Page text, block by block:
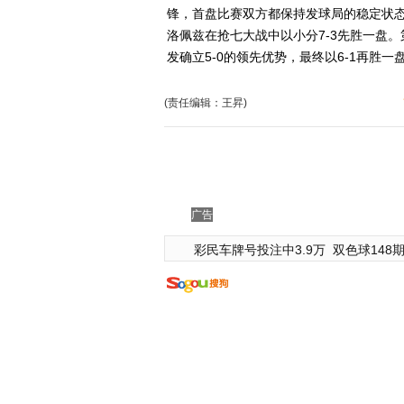
锋，首盘比赛双方都保持发球局的稳定状
洛佩兹在抢七大战中以小分7-3先胜一盘
发确立5-0的领先优势，最终以6-1再胜一
(责任编辑：王昇)
广告
彩民车牌号投注中3.9万 双色球148